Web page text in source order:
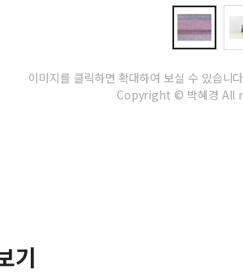
이미지를 클릭하면 확대하여 보실 수 있습니
Copyright © 박혜경 All
기